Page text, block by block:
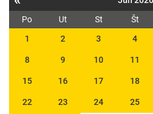
Po Ut St Št
1
2 3 4
8 9 10 11
15 16 17 18
22 23 24 25